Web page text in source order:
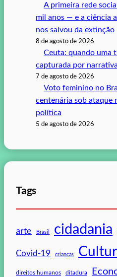
A primeira rede
mil anos — e a ciência
nos salvou da extinção
8 de agosto de 2026
Ceuta: quando uma
capturada por
7 de agosto de 2026
Voto feminino no
centenária sob ataque
política
5 de agosto de 2026
Tags
arte Brasil cidadania
Covid-19 crianças
direitos humanos ditadura